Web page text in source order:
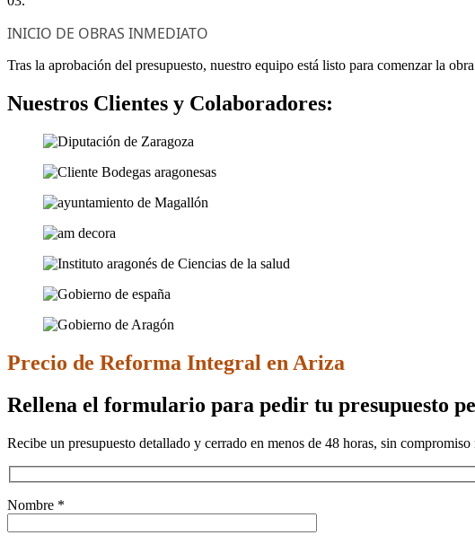
INICIO DE OBRAS INMEDIATO
Tras la aprobación del presupuesto, nuestro equipo está listo para comenzar la
Nuestros Clientes y Colaboradores:
Precio de Reforma Integral en Ariza
Rellena el formulario para pedir tu presupuesto
Recibe un presupuesto detallado y cerrado en menos de 48 horas, sin compromiso
Nombre *